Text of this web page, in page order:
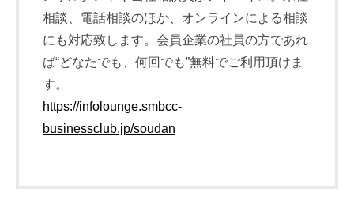
相談、電話相談のほか、オンラインによる相談
にも対応致します。会員企業の社員の方であれ
ば“どなたでも、何回でも”無料でご利用頂けま
す。
https://infolounge.smbcc-
businessclub.jp/soudan